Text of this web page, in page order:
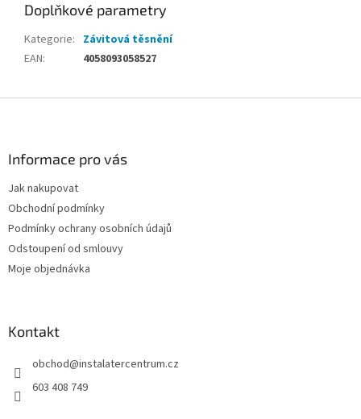
Doplňkové parametry
Kategorie: Závitová těsnění
EAN: 4058093058527
Informace pro vás
Jak nakupovat
Obchodní podmínky
Podmínky ochrany osobních údajů
Odstoupení od smlouvy
Moje objednávka
Kontakt
obchod@instalatercentrum.cz
603 408 749